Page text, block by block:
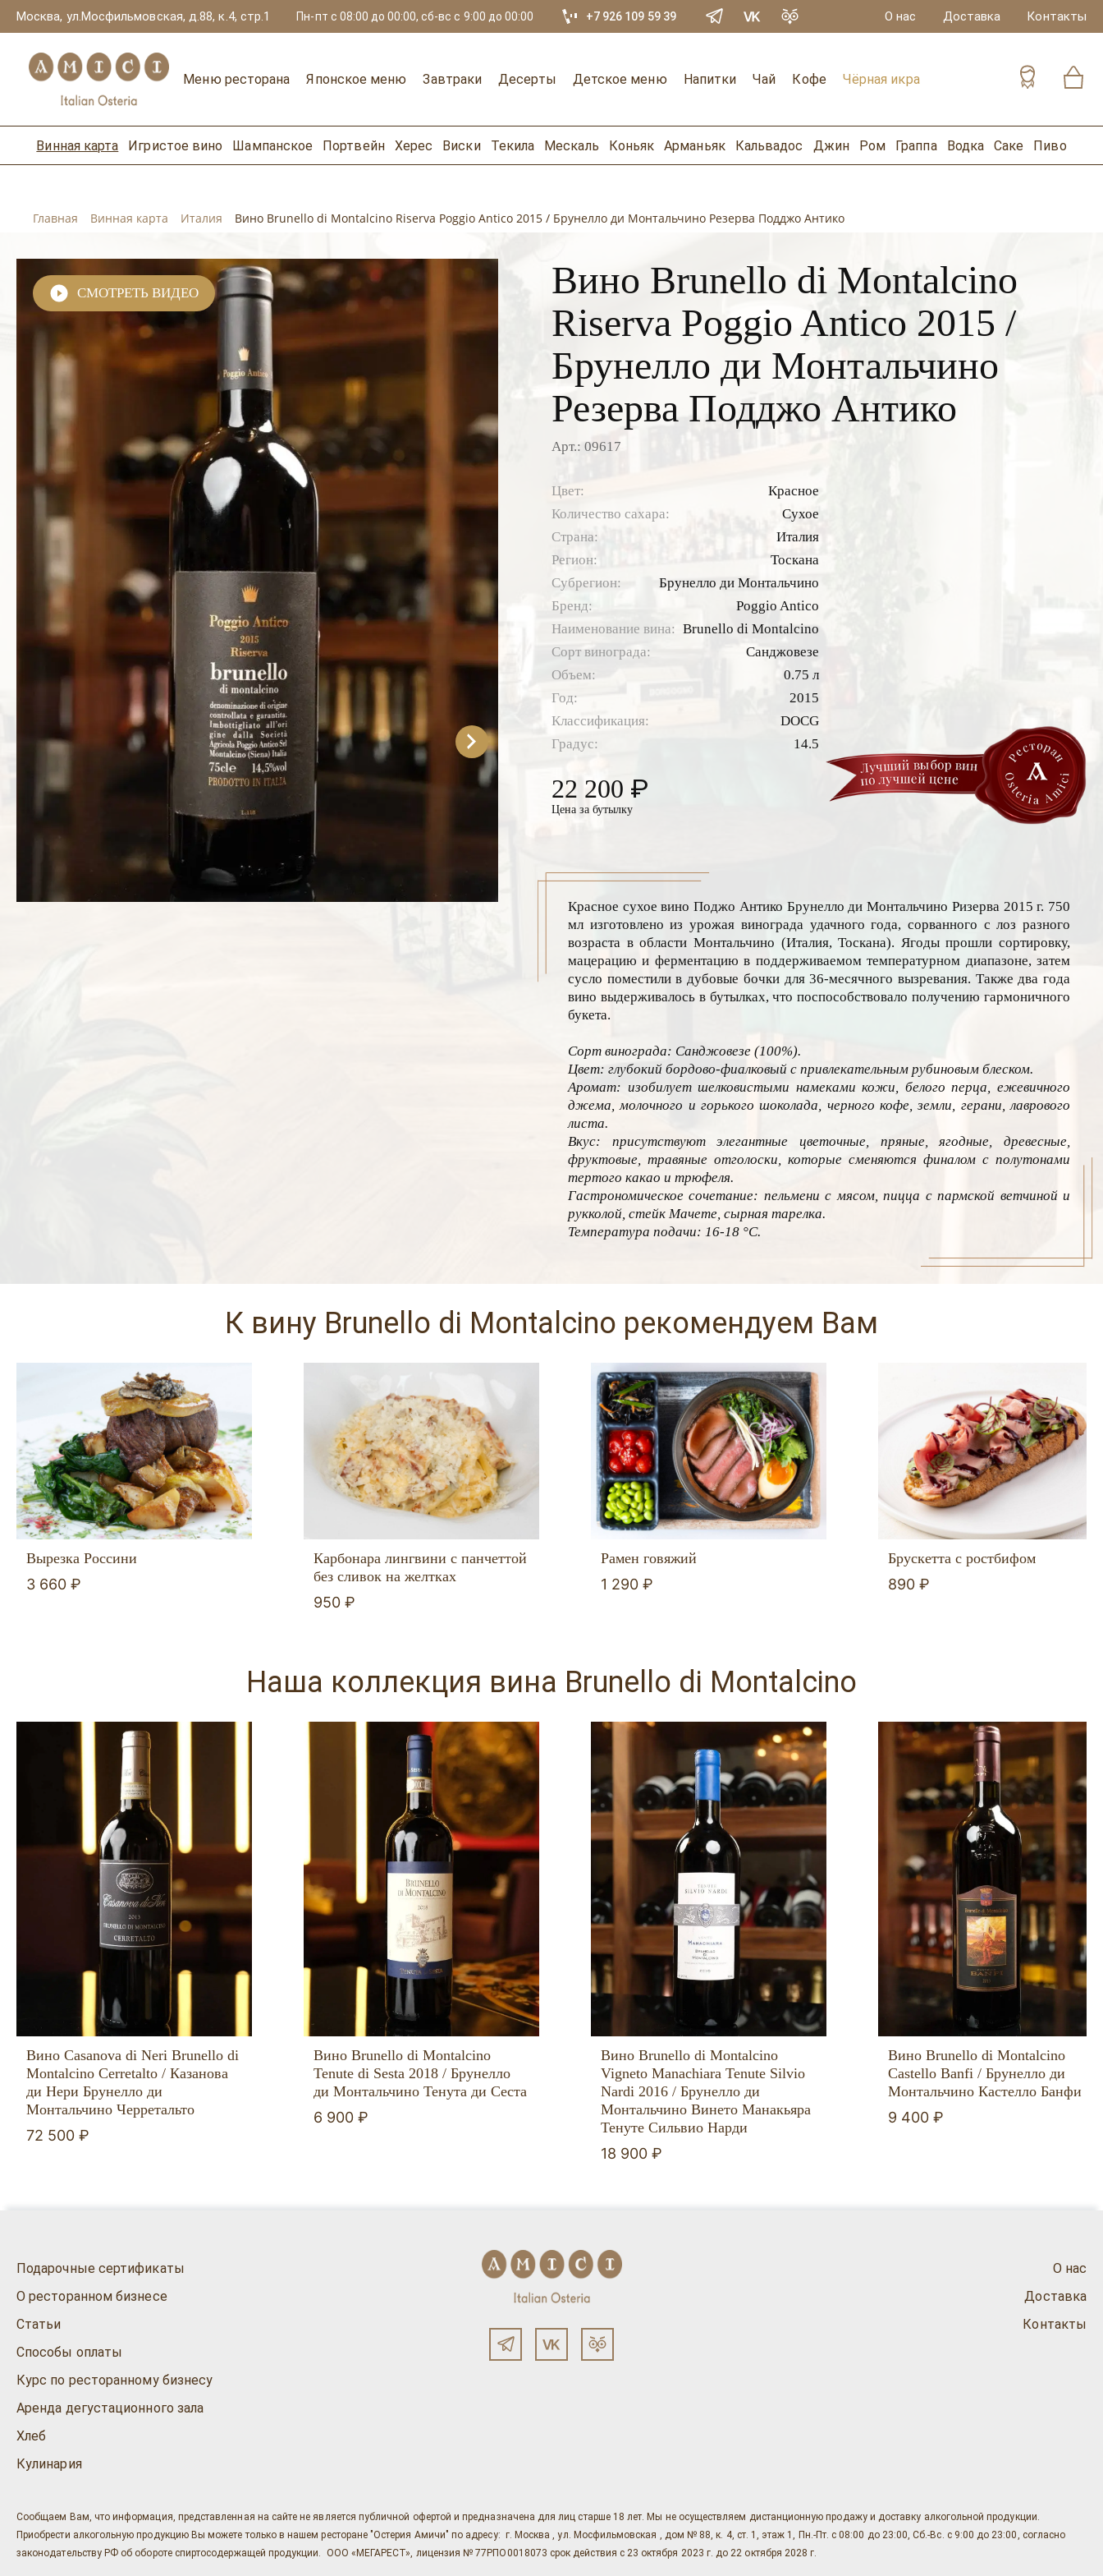
Москва, ул.Мосфильмовская, д.88, к.4, стр.1 Пн-пт с 08:00 до 00:00, сб-вс с 9:00 до 00:00 +7 926 109 59 39 О нас Доставка Контакты
Меню ресторана Японское меню Завтраки Десерты Детское меню Напитки Чай Кофе Чёрная икра
Винная карта Игристое вино Шампанское Портвейн Херес Виски Текила Мескаль Коньяк Арманьяк Кальвадос Джин Ром Граппа Водка Саке Пиво
Главная Винная карта Италия Вино Brunello di Montalcino Riserva Poggio Antico 2015 / Брунелло ди Монтальчино Резерва Подджо Антико
СМОТРЕТЬ ВИДЕО
Вино Brunello di Montalcino
Riserva Poggio Antico 2015 /
Брунелло ди Монтальчино
Резерва Подджо Антико
Арт.: 09617
Цвет:
Красное
Количество сахара:
Сухое
Страна:
Италия
Регион:
Тоскана
Субрегион:
Брунелло ди Монтальчино
Бренд:
Poggio Antico
Наименование вина: Brunello di Montalcino
Сорт винограда:
Санджовезе
Объем:
0.75 л
Год:
2015
Классификация:
DOCG
Градус:
14.5
22 200 ₽
Цена за бутылку
Красное сухое вино Поджо Антико Брунелло ди Монтальчино Ризерва 2015 г. 750
мл изготовлено из урожая винограда удачного года, сорванного с лоз разного
возраста в области Монтальчино (Италия, Тоскана). Ягоды прошли сортировку,
мацерацию и ферментацию в поддерживаемом температурном диапазоне, затем
сусло поместили в дубовые бочки для 36-месячного вызревания. Также два года
вино выдерживалось в бутылках, что поспособствовало получению гармоничного
букета.
Сорт винограда: Санджовезе (100%).
Цвет: глубокий бордово-фиалковый с привлекательным рубиновым блеском.
Аромат: изобилует шелковистыми намеками кожи, белого перца, ежевичного
джема, молочного и горького шоколада, черного кофе, земли, герани, лаврового
листа.
Вкус: присутствуют элегантные цветочные, пряные, ягодные, древесные,
фруктовые, травяные отголоски, которые сменяются финалом с полутонами
тертого какао и трюфеля.
Гастрономическое сочетание: пельмени с мясом, пицца с пармской ветчиной и
рукколой, стейк Мачете, сырная тарелка.
Температура подачи: 16-18 °C.
К вину Brunello di Montalcino рекомендуем Вам
Вырезка Россини
3 660 ₽
Карбонара лингвини с панчеттой
без сливок на желтках
950 ₽
Рамен говяжий
1 290 ₽
Брускетта с ростбифом
890 ₽
Наша коллекция вина Brunello di Montalcino
Вино Casanova di Neri Brunello di
Montalcino Cerretalto / Казанова
ди Нери Брунелло ди
Монтальчино Черретальто
72 500 ₽
Вино Brunello di Montalcino
Tenute di Sesta 2018 / Брунелло
ди Монтальчино Тенута ди Сеста
6 900 ₽
Вино Brunello di Montalcino
Vigneto Manachiara Tenute Silvio
Nardi 2016 / Брунелло ди
Монтальчино Винето Манакьяра
Тенуте Сильвио Нарди
18 900 ₽
Вино Brunello di Montalcino
Castello Banfi / Брунелло ди
Монтальчино Кастелло Банфи
9 400 ₽
Подарочные сертификаты
О ресторанном бизнесе
Статьи
Способы оплаты
Курс по ресторанному бизнесу
Аренда дегустационного зала
Хлеб
Кулинария
О нас
Доставка
Контакты
Сообщаем Вам, что информация, представленная на сайте не является публичной офертой и предназначена для лиц старше 18 лет. Мы не осуществляем дистанционную продажу и доставку алкогольной продукции.
Приобрести алкогольную продукцию Вы можете только в нашем ресторане "Остерия Амичи" по адресу: г. Москва , ул. Мосфильмовская , дом № 88, к. 4, ст. 1, этаж 1, Пн.-Пт. с 08:00 до 23:00, Сб.-Вс. с 9:00 до 23:00, согласно
законодательству РФ об обороте спиртосодержащей продукции. ООО «МЕГАРЕСТ», лицензия № 77РПО0018073 срок действия с 23 октября 2023 г. до 22 октября 2028 г.